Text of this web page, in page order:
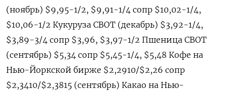
(ноябрь) $9,95-1/2, $9,91-1/4 сопр $10,02-1/4,
$10,06-1/2 Кукуруза CBOT (декабрь) $3,92-1/4,
$3,89-3/4 сопр $3,96, $3,97-1/2 Пшеница CBOT
(сентябрь) $5,34 сопр $5,45-1/4, $5,48 Кофе на
Нью-Йоркской бирже $2,2910/$2,26 сопр
$2,3410/$2,3815 (сентябрь) Какао на Нью-